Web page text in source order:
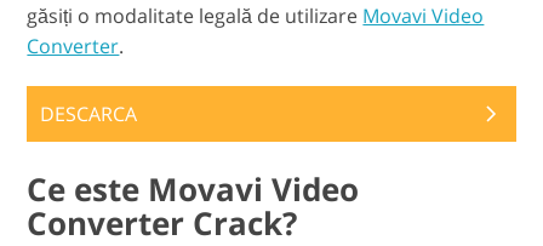
găsiți o modalitate legală de utilizare Movavi Video
Converter.
DESCARCA
Ce este Movavi Video
Converter Crack?